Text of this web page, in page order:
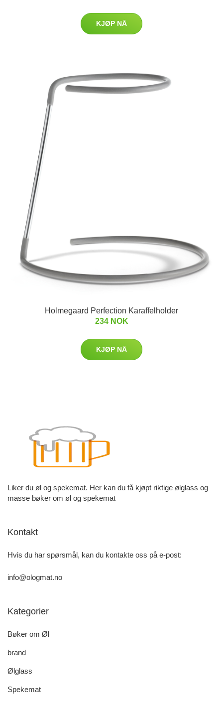
KJØP NÅ
Holmegaard Perfection Karaffelholder
234 NOK
KJØP NÅ
Liker du øl og spekemat. Her kan du få kjøpt riktige ølglass og
masse bøker om øl og spekemat
Kontakt
Hvis du har spørsmål, kan du kontakte oss på e-post:
info@ologmat.no
Kategorier
Bøker om Øl
brand
Ølglass
Spekemat